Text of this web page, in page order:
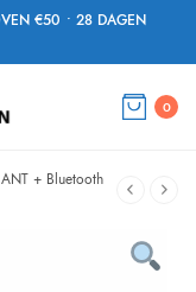
€50 • 28 DAGEN
0
+ Bluetooth